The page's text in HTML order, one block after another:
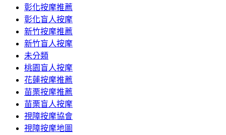
彰化按摩推薦
彰化盲人按摩
新竹按摩推薦
新竹盲人按摩
未分類
桃園盲人按摩
花蓮按摩推薦
苗栗按摩推薦
苗栗盲人按摩
視障按摩協會
視障按摩地圖